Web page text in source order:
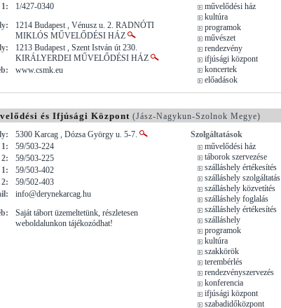
1/427-0340
1214 Budapest , Vénusz u. 2. RADNÓTI
MIKLÓS MŰVELŐDÉSI HÁZ
1213 Budapest , Szent István út 230.
KIRÁLYERDEI MŰVELŐDÉSI HÁZ
www.csmk.eu
művelődési ház
kultúra
programok
művészet
rendezvény
ifjúsági központ
koncertek
előadások
és Ifjúsági Központ (Jász-Nagykun-Szolnok Megye)
5300 Karcag , Dózsa György u. 5-7.
59/503-224
59/503-225
59/503-402
59/502-403
info@derynekarcag.hu
Saját tábort üzemeltetünk, részletesen
weboldalunkon tájékozódhat!
Szolgáltatások
művelődési ház
táborok szervezése
szálláshely értékesítés
szálláshely szolgáltatás
szálláshely közvetítés
szálláshely foglalás
szálláshely értékesítés
szálláshely
programok
kultúra
szakkörök
terembérlés
rendezvényszervezés
konferencia
ifjúsági központ
szabadidőközpont